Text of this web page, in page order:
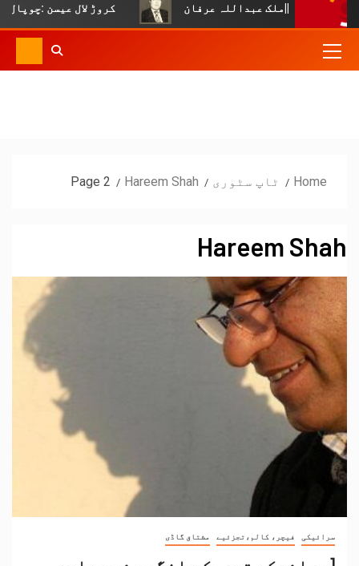
کروڑ لال عیسن :چوپال کلچرل اینڈ عرفان
Home ٹاپ سٹوری Hareem Shah
Page 2
Hareem Shah
سرائیکی فیچر، کالم،تجزئیے مشتاق گاڈی